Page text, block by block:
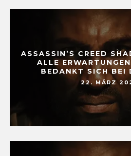
ASSASSIN’S CREED
ALLE
BEDANKT SICH BEI
22. MÄRZ